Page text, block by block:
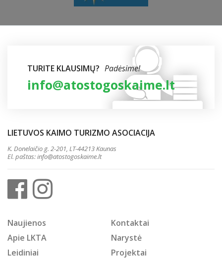
TURITE KLAUSIMŲ? Padėsime!
info@atostogoskaime.lt
LIETUVOS KAIMO TURIZMO ASOCIACIJA
K. Donelaičio g. 2-201, LT-44213 Kaunas
El. paštas:info@atostogoskaime.lt
Naujienos
Kontaktai
Apie LKTA
Narystė
Leidiniai
Projektai